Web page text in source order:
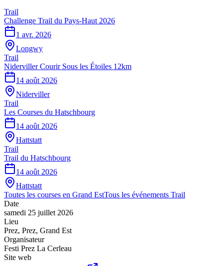
Trail
Challenge Trail du Pays-Haut 2026
1 avr. 2026
Longwy
Trail
Niderviller Courir Sous les Étoiles 12km
14 août 2026
Niderviller
Trail
Les Courses du Hatschbourg
14 août 2026
Hattstatt
Trail
Trail du Hatschbourg
14 août 2026
Hattstatt
Toutes les courses en Grand EstTous les événements Trail
Date
samedi 25 juillet 2026
Lieu
Prez, Prez, Grand Est
Organisateur
Festi Prez La Cerleau
Site web